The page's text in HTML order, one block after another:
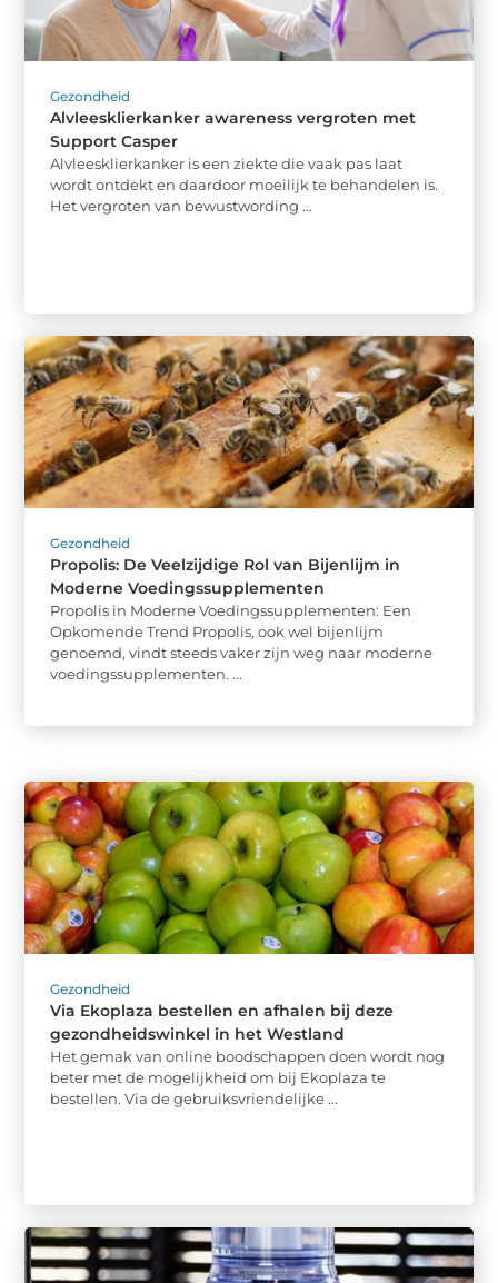
Gezondheid
Alvleesklierkanker awareness vergroten met
Support Casper
Alvleesklierkanker is een ziekte die vaak pas laat
wordt ontdekt en daardoor moeilijk te behandelen is.
Het vergroten van bewustwording ...
Gezondheid
Propolis: De Veelzijdige Rol van Bijenlijm in
Moderne Voedingssupplementen
Propolis in Moderne Voedingssupplementen: Een
Opkomende Trend Propolis, ook wel bijenlijm
genoemd, vindt steeds vaker zijn weg naar moderne
voedingssupplementen. ...
Gezondheid
Via Ekoplaza bestellen en afhalen bij deze
gezondheidswinkel in het Westland
Het gemak van online boodschappen doen wordt nog
beter met de mogelijkheid om bij Ekoplaza te
bestellen. Via de gebruiksvriendelijke ...